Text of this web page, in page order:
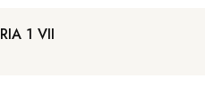
1 VII